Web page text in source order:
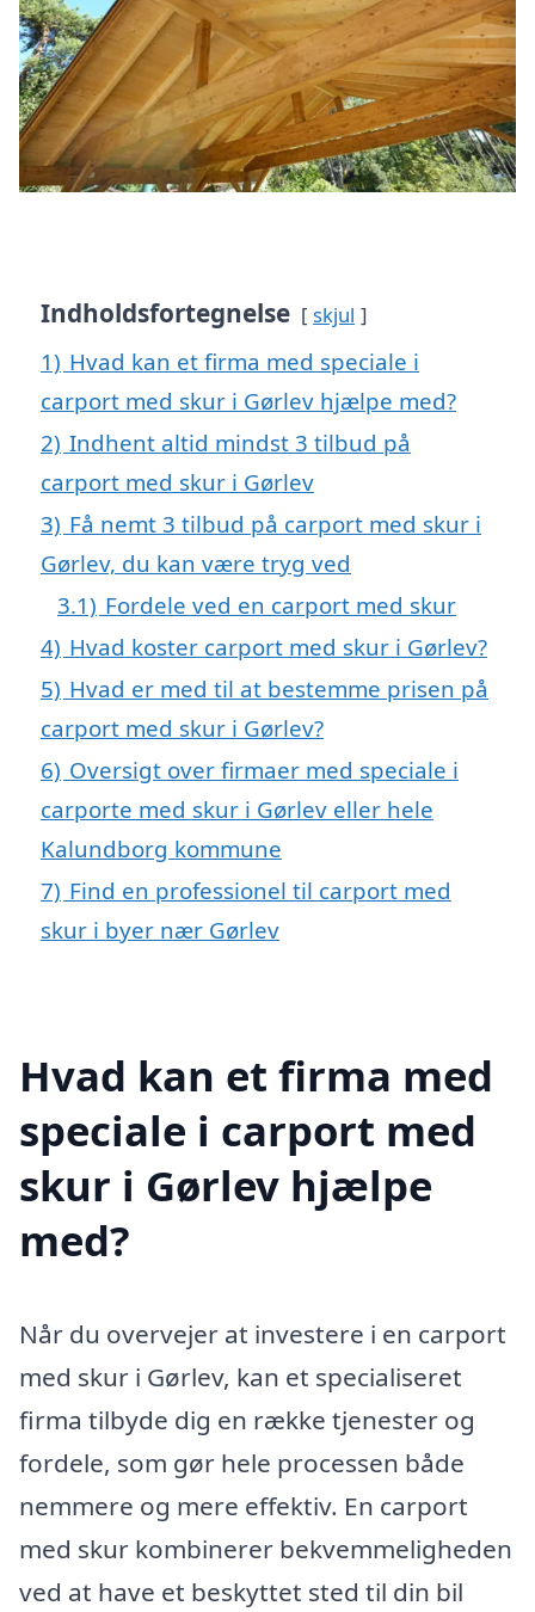
Indholdsfortegnelse skjul
1) Hvad kan et firma med speciale i
carport med skur i Gørlev hjælpe med?
2) Indhent altid mindst 3 tilbud på
carport med skur i Gørlev
3) Få nemt 3 tilbud på carport med skur i
Gørlev, du kan være tryg ved
3.1) Fordele ved en carport med skur
4) Hvad koster carport med skur i Gørlev?
5) Hvad er med til at bestemme prisen på
carport med skur i Gørlev?
6) Oversigt over firmaer med speciale i
carporte med skur i Gørlev eller hele
Kalundborg kommune
7) Find en professionel til carport med
skur i byer nær Gørlev
Hvad kan et firma med
speciale i carport med
skur i Gørlev hjælpe
med?
Når du overvejer at investere i en carport
med skur i Gørlev, kan et specialiseret
firma tilbyde dig en række tjenester og
fordele, som gør hele processen både
nemmere og mere effektiv. En carport
med skur kombinerer bekvemmeligheden
ved at have et beskyttet sted til din bil